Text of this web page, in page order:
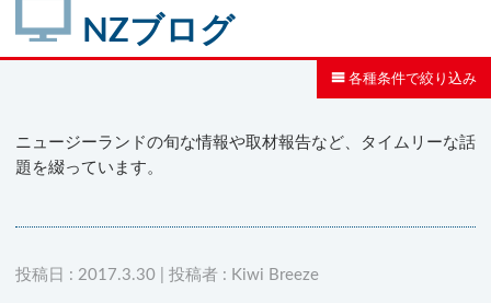
NZブログ
各種条件で絞り込み
ニュージーランドの旬な情報や取材報告など、タイムリーな話
題を綴っています。
投稿日 : 2017.3.30 | 投稿者 : Kiwi Breeze